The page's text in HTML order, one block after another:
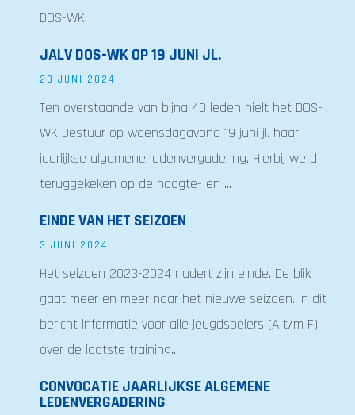
DOS-WK.
JALV DOS-WK OP 19 JUNI JL.
23 JUNI 2024
Ten overstaande van bijna 40 leden hielt het DOS-
WK Bestuur op woensdagavond 19 juni jl. haar
jaarlijkse algemene ledenvergadering. Hierbij werd
teruggekeken op de hoogte- en ...
EINDE VAN HET SEIZOEN
3 JUNI 2024
Het seizoen 2023-2024 nadert zijn einde. De blik
gaat meer en meer naar het nieuwe seizoen. In dit
bericht informatie voor alle jeugdspelers (A t/m F)
over de laatste training...
CONVOCATIE JAARLIJKSE ALGEMENE
LEDENVERGADERING